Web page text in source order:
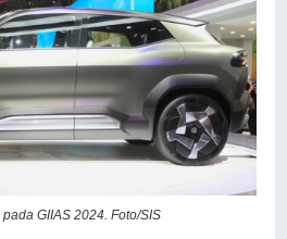
GIIAS 2024. Foto/SIS